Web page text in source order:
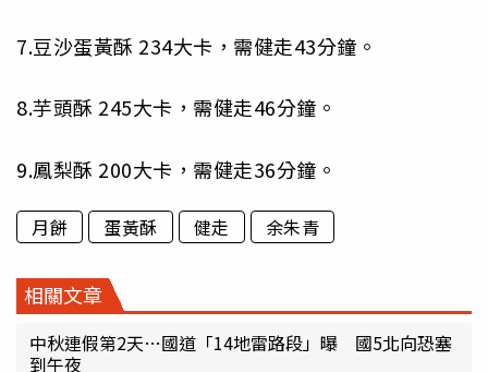
7.豆沙蛋黃酥 234大卡，需健走43分鐘。
8.芋頭酥 245大卡，需健走46分鐘。
9.鳳梨酥 200大卡，需健走36分鐘。
月餅 蛋黃酥 健走 余朱青
相關文章
中秋連假第2天…國道「14地雷路段」曝 國5北向恐塞
到午夜